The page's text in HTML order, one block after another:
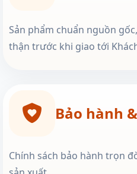
Sản phẩm chuẩn nguồn
thận trước khi giao tới
Bảo hành
Chính sách bảo hành trọn